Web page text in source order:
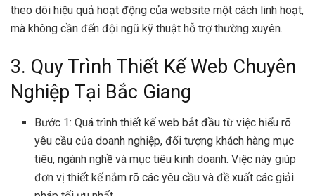
theo dõi hiệu quả hoạt động của website một cách linh hoạt,
mà không cần đến đội ngũ kỹ thuật hỗ trợ thường xuyên.
3. Quy Trình Thiết Kế Web Chuyên
Nghiệp Tại Bắc Giang
Bước 1: Quá trình thiết kế web bắt đầu từ việc hiểu rõ
yêu cầu của doanh nghiệp, đối tượng khách hàng mục
tiêu, ngành nghề và mục tiêu kinh doanh. Việc này giúp
đơn vị thiết kế nắm rõ các yêu cầu và đề xuất các giải